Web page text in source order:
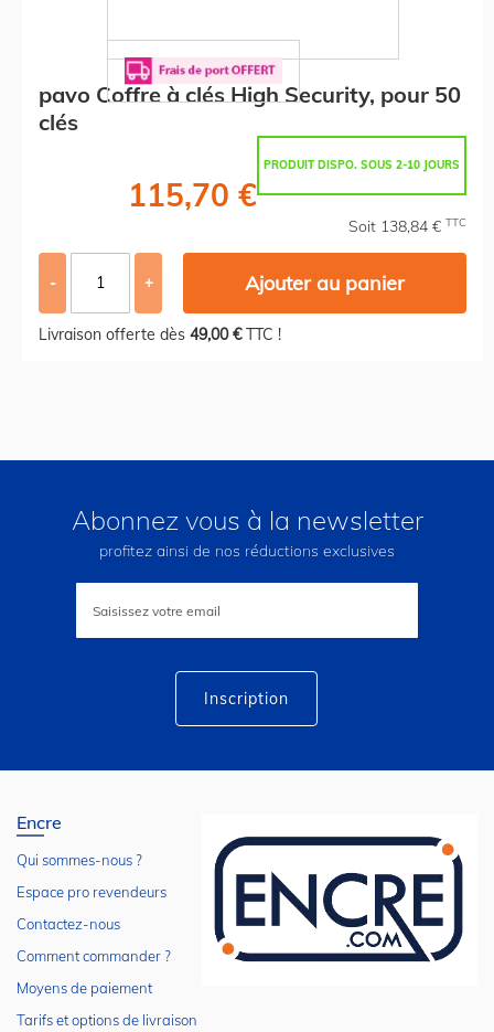
pavo Coffre à clés High Security, pour 50
clés
PRODUIT DISPO. SOUS 2-10 JOURS
115,70 €
Soit 138,84 € TTC
- + Ajouter au panier
Livraison offerte dès 49,00 €TTC !
Abonnez vous à la newsletter
profitez ainsi de nos réductions exclusives
lettre
Inscription
Encre
Qui sommes-nous ?
Espace pro revendeurs
Contactez-nous
Comment commander ?
Moyens de paiement
Tarifs et options de livraison